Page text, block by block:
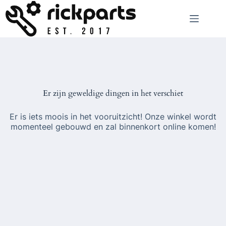
naar
de
inhoud
Er zijn geweldige dingen in het verschiet
Er is iets moois in het vooruitzicht! Onze winkel wordt
momenteel gebouwd en zal binnenkort online komen!